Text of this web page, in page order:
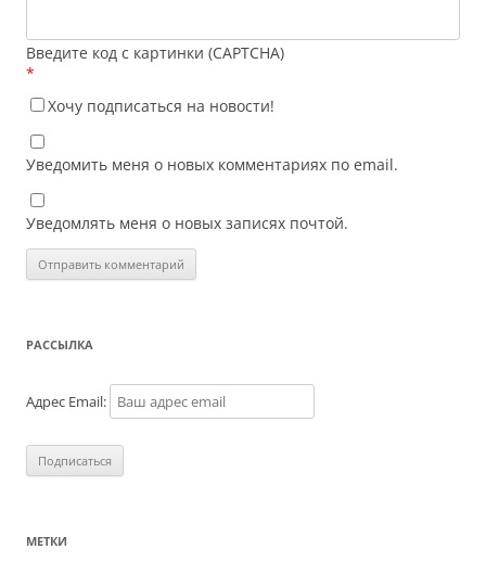
Введите код с картинки (CAPTCHA)
*
Хочу подписаться на новости!
Уведомить меня о новых комментариях по email.
Уведомлять меня о новых записях почтой.
РАССЫЛКА
Адрес Email:
МЕТКИ